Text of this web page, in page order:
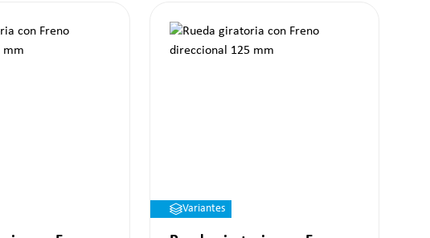
Variantes